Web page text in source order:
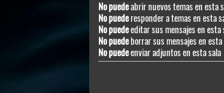
No puedeabrir nuevos temas en esta
No puederesponder a temas en esta
No puedeeditar sus mensajes en esta
No puedeborrar sus mensajes en esta
No puedeenviar adjuntos en esta sala